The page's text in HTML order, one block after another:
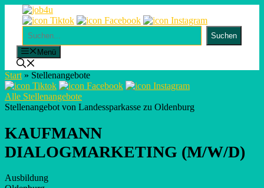
contentSuchen
Suchen
Menü
Start » Stellenangebote
Alle Stellenangebote
Stellenangebot von Landessparkasse zu Oldenburg
KAUFMANN
DIALOGMARKETING (M/W/D)
Ausbildung